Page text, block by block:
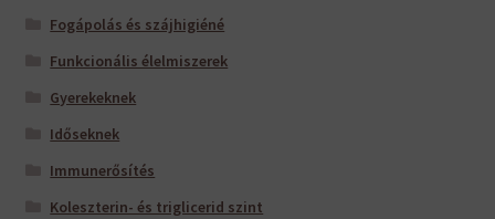
Fogápolás és szájhigiéné
Funkcionális élelmiszerek
Gyerekeknek
Időseknek
Immunerősítés
Koleszterin- és triglicerid szint